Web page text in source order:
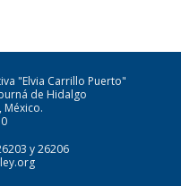
"Elvia Carrillo Puerto"
de Hidalgo
México.
y 26206